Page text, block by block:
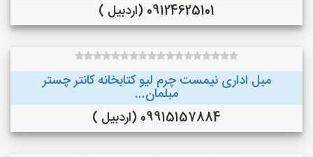
09124625101 (اردبیل )
مبل اداری نیمست چرم لیو کتابخانه کانتر چستر
مبلمان...
09915157884 (اردبیل )